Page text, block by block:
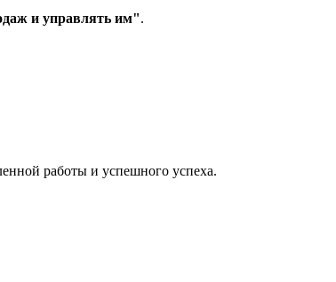
и управлять им".
работы и успешного успеха.